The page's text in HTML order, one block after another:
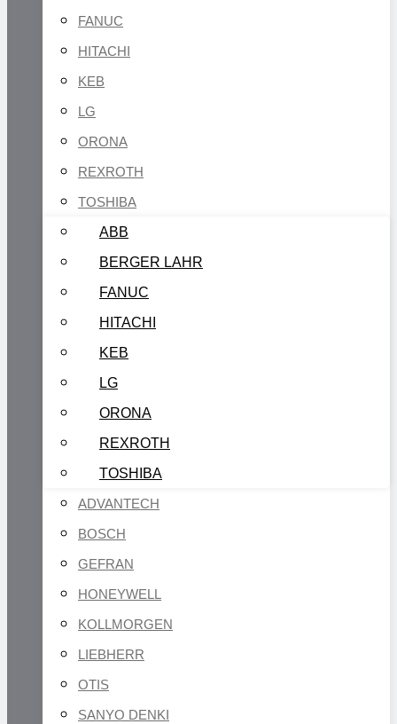
FANUC
HITACHI
KEB
LG
ORONA
REXROTH
TOSHIBA
ABB
BERGER LAHR
FANUC
HITACHI
KEB
LG
ORONA
REXROTH
TOSHIBA
ADVANTECH
BOSCH
GEFRAN
HONEYWELL
KOLLMORGEN
LIEBHERR
OTIS
SANYO DENKI